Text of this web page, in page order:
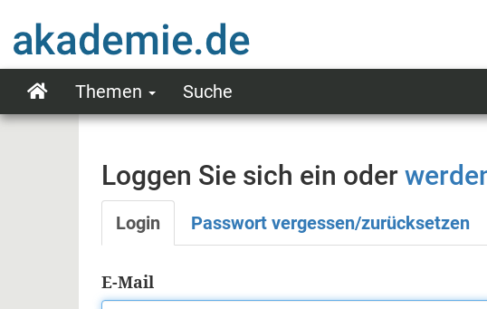
zum
Inhalt
Main
Themen Suche
Loggen Sie sich ein oder
Primäre
Reiter
Login Passwort vergessen/zurücksetzen
E-Mail